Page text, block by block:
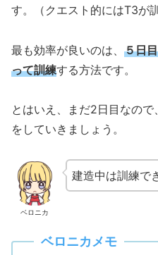
す。（クエスト的にはT3が
最も効率が良いのは、 ５日
って訓練する方法です。
とはいえ、まだ2日目なの
をしていきましょう。
ベロニカ
建造中は訓練で
ベロニカメモ